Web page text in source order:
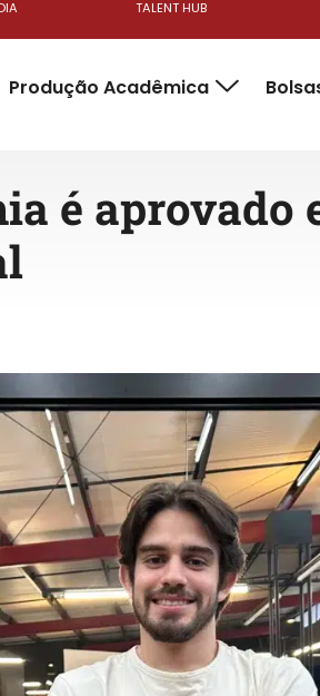
TALENT HUB
Produção Acadêmica
é aprovado